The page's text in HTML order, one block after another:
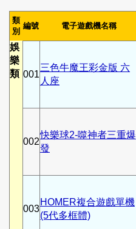
類
別
編號 電子遊戲機名稱
娛
樂
類 001
三色牛魔王彩金版 六
人座
002
快樂球2-噬神者三重爆
發
003
HOMER複合遊戲單機
(5代多框體)